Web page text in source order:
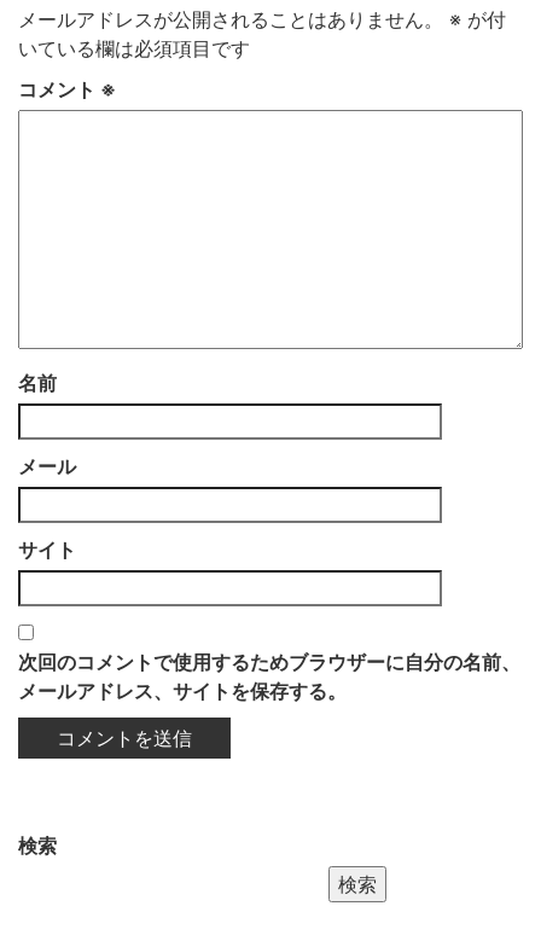
メールアドレスが公開されることはありません。 ※ が付
いている欄は必須項目です
コメント ※
名前
メール
サイト
次回のコメントで使用するためブラウザーに自分の名前、
メールアドレス、サイトを保存する。
検索
検索